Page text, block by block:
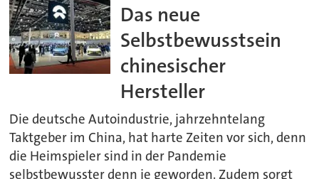
Das neue
Selbstbewusstsein
chinesischer
Hersteller
Die deutsche Autoindustrie, jahrzehntelang
Taktgeber im China, hat harte Zeiten vor sich, denn
die Heimspieler sind in der Pandemie
selbstbewusster denn je geworden. Zudem sorgt